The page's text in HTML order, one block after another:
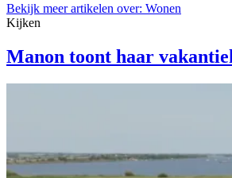
Bekijk meer artikelen over: Wonen
Kijken
Manon toont haar